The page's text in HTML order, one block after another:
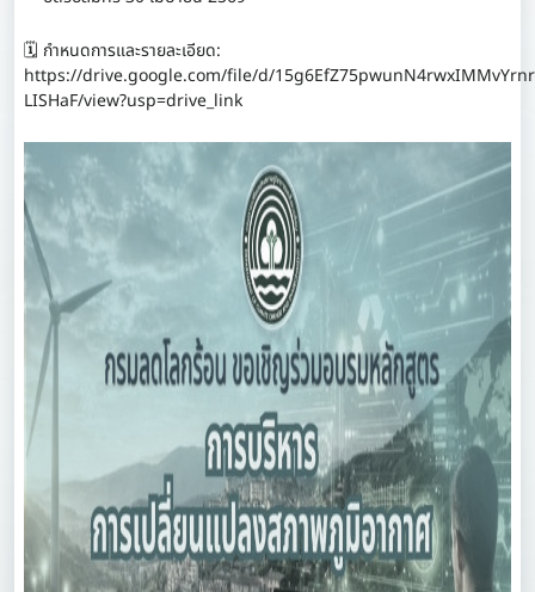
🗓 กำหนดการและรายละเอียด:
https://drive.google.com/file/d/
LISHaF/view?usp=drive_link